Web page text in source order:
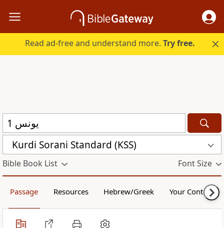
Read ad-free and understand more.Try free.
Kurdi Sorani Standard (KSS)
Bible Book List Font Size
Passage Resources Hebrew/Greek Your Content